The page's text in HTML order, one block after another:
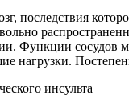
последствия
Функции сосудов
нагрузки.